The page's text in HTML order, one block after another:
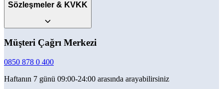
Sözleşmeler & KVKK
Müşteri Çağrı Merkezi
0850 878 0 400
Haftanın 7 günü 09:00-24:00 arasında arayabilirsiniz